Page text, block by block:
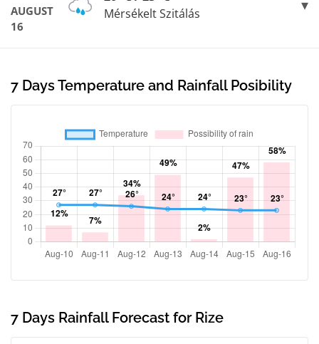
AUGUST
16
Mérsékelt Szitálás
7 Days Temperature and Rainfall Posibility
7 Days Rainfall Forecast for Rize